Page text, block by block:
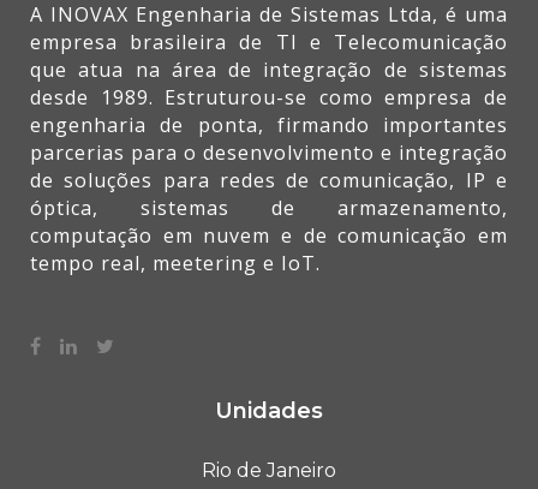
A INOVAX Engenharia de Sistemas Ltda, é uma
empresa brasileira de TI e Telecomunicação
que atua na área de integração de sistemas
desde 1989. Estruturou-se como empresa de
engenharia de ponta, firmando importantes
parcerias para o desenvolvimento e integração
de soluções para redes de comunicação, IP e
óptica, sistemas de armazenamento,
computação em nuvem e de comunicação em
tempo real, meetering e IoT.
Unidades
Rio de Janeiro